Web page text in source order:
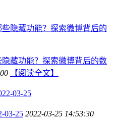
藏功能？探索微博背后的数
【阅读全文】
03-25 2022-03-25 14:53:30